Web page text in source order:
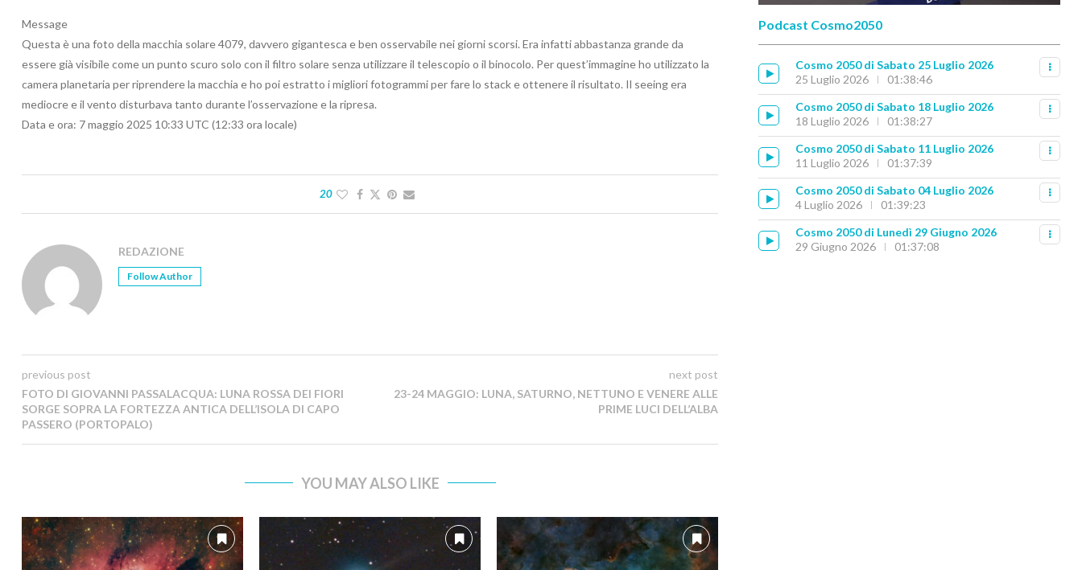
Message
Questa è una foto della macchia solare 4079, davvero gigantesca e ben osservabile nei giorni scorsi. Era infatti abbastanza grande da
essere già visibile come un punto scuro solo con il filtro solare senza utilizzare il telescopio o il binocolo. Per quest’immagine ho utilizzato la
camera planetaria per riprendere la macchia e ho poi estratto i migliori fotogrammi per fare lo stack e ottenere il risultato. Il seeing era
mediocre e il vento disturbava tanto durante l’osservazione e la ripresa.
Data e ora: 7 maggio 2025 10:33 UTC (12:33 ora locale)
20
REDAZIONE
Follow Author
previous post
FOTO DI GIOVANNI PASSALACQUA: LUNA ROSSA DEI FIORI
SORGE SOPRA LA FORTEZZA ANTICA DELL’ISOLA DI CAPO
PASSERO (PORTOPALO)
next post
23-24 MAGGIO: LUNA, SATURNO, NETTUNO E VENERE ALLE
PRIME LUCI DELL’ALBA
YOU MAY ALSO LIKE
Podcast Cosmo2050
Cosmo 2050 di Sabato 25 Luglio 2026
25 Luglio 2026
01:38:46
Cosmo 2050 di Sabato 18 Luglio 2026
18 Luglio 2026
01:38:27
Cosmo 2050 di Sabato 11 Luglio 2026
11 Luglio 2026
01:37:39
Cosmo 2050 di Sabato 04 Luglio 2026
4 Luglio 2026
01:39:23
Cosmo 2050 di Lunedì 29 Giugno 2026
29 Giugno 2026
01:37:08